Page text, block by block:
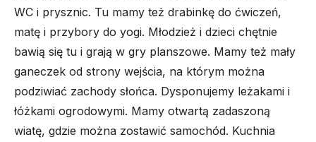
WC i prysznic. Tu mamy też drabinkę do ćwiczeń,
matę i przybory do yogi. Młodzież i dzieci chętnie
bawią się tu i grają w gry planszowe. Mamy też mały
ganeczek od strony wejścia, na którym można
podziwiać zachody słońca. Dysponujemy leżakami i
łóżkami ogrodowymi. Mamy otwartą zadaszoną
wiatę, gdzie można zostawić samochód. Kuchnia